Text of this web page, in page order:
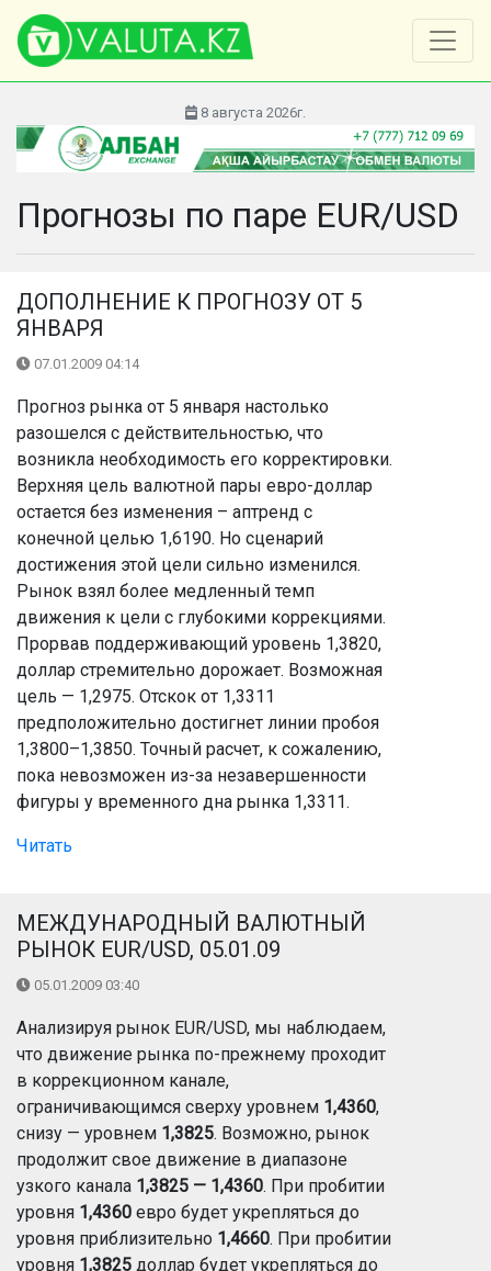
8 августа 2026г.
Прогнозы по паре EUR/USD
ДОПОЛНЕНИЕ К ПРОГНОЗУ ОТ 5
ЯНВАРЯ
07.01.2009 04:14
Прогноз рынка от 5 января настолько
разошелся с действительностью, что
возникла необходимость его корректировки.
Верхняя цель валютной пары евро-доллар
остается без изменения – аптренд с
конечной целью 1,6190. Но сценарий
достижения этой цели сильно изменился.
Рынок взял более медленный темп
движения к цели с глубокими коррекциями.
Прорвав поддерживающий уровень 1,3820,
доллар стремительно дорожает. Возможная
цель — 1,2975. Отскок от 1,3311
предположительно достигнет линии пробоя
1,3800–1,3850. Точный расчет, к сожалению,
пока невозможен из-за незавершенности
фигуры у временного дна рынка 1,3311.
Читать
МЕЖДУНАРОДНЫЙ ВАЛЮТНЫЙ
РЫНОК EUR/USD, 05.01.09
05.01.2009 03:40
Анализируя рынок EUR/USD, мы наблюдаем,
что движение рынка по-прежнему проходит
в коррекционном канале,
ограничивающимся сверху уровнем 1,4360,
снизу — уровнем 1,3825. Возможно, рынок
продолжит свое движение в диапазоне
узкого канала 1,3825 — 1,4360. При пробитии
уровня 1,4360 евро будет укрепляться до
уровня приблизительно 1,4660. При пробитии
уровня 1,3825 доллар будет укрепляться до